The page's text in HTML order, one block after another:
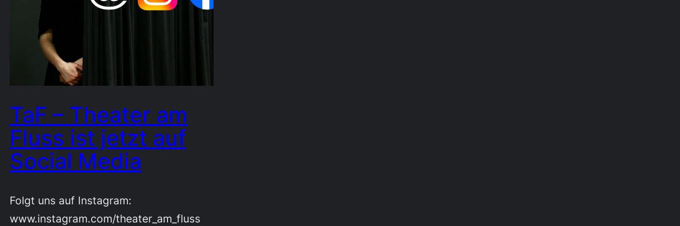
TaF – Theater am
Fluss ist jetzt auf
Social Media
Folgt uns auf Instagram:
www.instagram.com/theater_am_fluss